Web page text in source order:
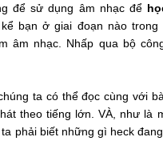
để sử dụng âm nhạc để
bạn ở giai đoạn nào trong
âm nhạc. Nhấp qua bộ
ta có thể đọc cùng với
theo tiếng lớn. VÀ, như là
phải biết những gì heck